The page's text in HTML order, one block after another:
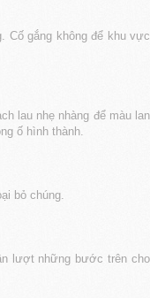
Cố gắng không để khu vực
lau nhẹ nhàng để màu lan
ố hình thành.
bỏ chúng.
lượt những bước trên cho